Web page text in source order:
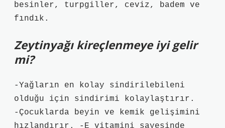
besinler, turpgiller, ceviz, badem ve
fındık.
Zeytinyağı kireçlenmeye iyi gelir
mi?
-Yağların en kolay sindirilebileni
olduğu için sindirimi kolaylaştırır.
-Çocuklarda beyin ve kemik gelişimini
hızlandırır. -E vitamini sayesinde